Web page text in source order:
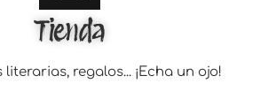
Tienda
literarias, regalos... ¡Echa un ojo!